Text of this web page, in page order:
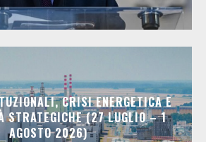
CRISI ENERGETICA E
STRATEGICHE (27 LUGLIO – 1
AGOSTO 2026)